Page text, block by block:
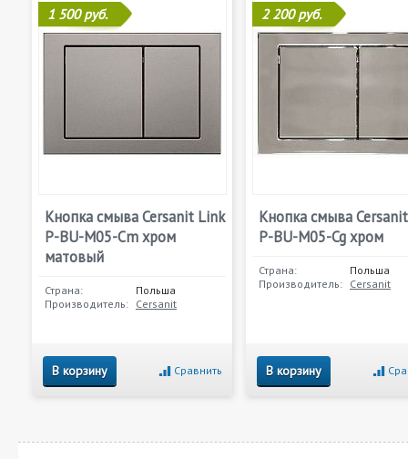
1 500 руб.
Кнопка смыва Cersanit Link
P-BU-M05-Cm хром
матовый
Страна:
Польша
Производитель: Cersanit
В корзину Сравнить
2 200 руб.
Кнопка смыва
P-BU-M05-Cg хром
Страна:
Польша
Производитель: Cersanit
В корзину